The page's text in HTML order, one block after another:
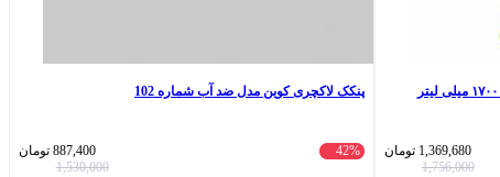
1,369,680 تومان
1,756,000
پنکک لاکچری کوین مدل ضد آب شماره 102
42%
887,400 تومان
1,530,000